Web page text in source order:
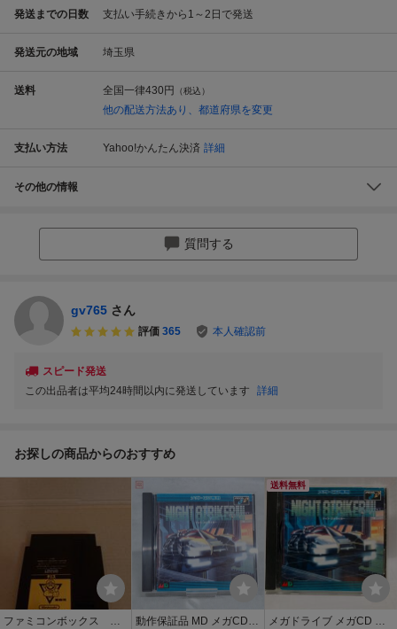
発送までの日数 支払い手続きから1～2日で発送
発送元の地域 埼玉県
送料 全国一律430円 （税込）
他の配送方法あり、都道府県を変更
支払い方法 Yahoo!かんたん決済 詳細
その他の情報
質問する
gv765 さん
評価 365 本人確認前
スピード発送
この出品者は平均24時間以内に発送しています
詳細
お探しの商品からのおすすめ
ファミコンボックス 動作保証品 MD メガCD
送料無料
メガドライブ メガCD タ